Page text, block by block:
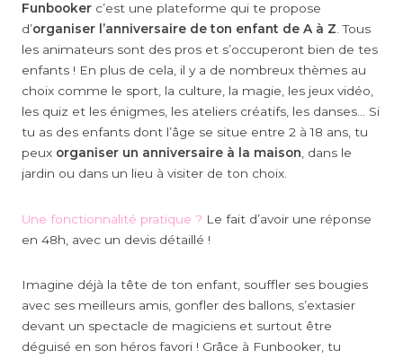
Funbooker c’est une plateforme qui te propose
d’organiser l’anniversaire de ton enfant de A à Z . Tous
les animateurs sont des pros et s’occuperont bien de tes
enfants ! En plus de cela, il y a de nombreux thèmes au
choix comme le sport, la culture, la magie, les jeux vidéo,
les quiz et les énigmes, les ateliers créatifs, les danses… Si
tu as des enfants dont l’âge se situe entre 2 à 18 ans, tu
peux organiser un anniversaire à la maison , dans le
jardin ou dans un lieu à visiter de ton choix.
Une fonctionnalité pratique ? Le fait d’avoir une réponse
en 48h, avec un devis détaillé !
Imagine déjà la tête de ton enfant, souffler ses bougies
avec ses meilleurs amis, gonfler des ballons, s’extasier
devant un spectacle de magiciens et surtout être
déguisé en son héros favori ! Grâce à Funbooker, tu